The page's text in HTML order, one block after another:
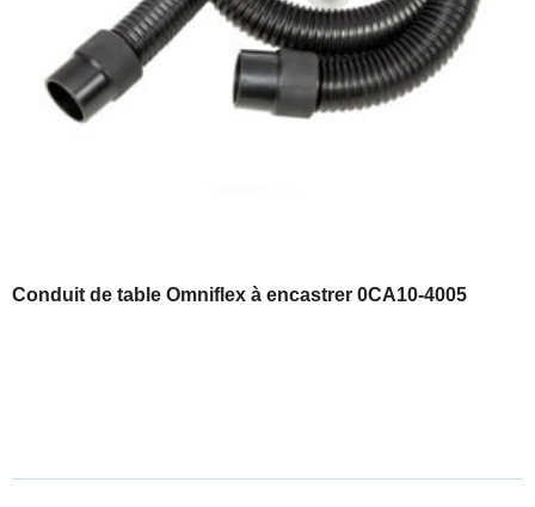
Conduit de table Omniflex à encastrer 0CA10-4005